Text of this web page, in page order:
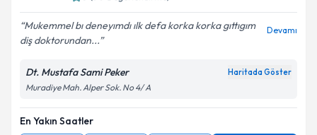
Mukemmel bı deneyımdı ılk defa korka korka gıttıgım
diş doktorundan...
Devamı
Dt. Mustafa Sami Peker Haritada Göster
Muradiye Mah. Alper Sok. No 4/ A
En Yakın Saatler